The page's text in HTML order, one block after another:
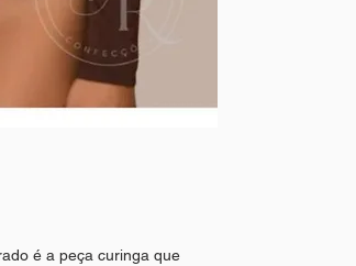
é a peça curinga que